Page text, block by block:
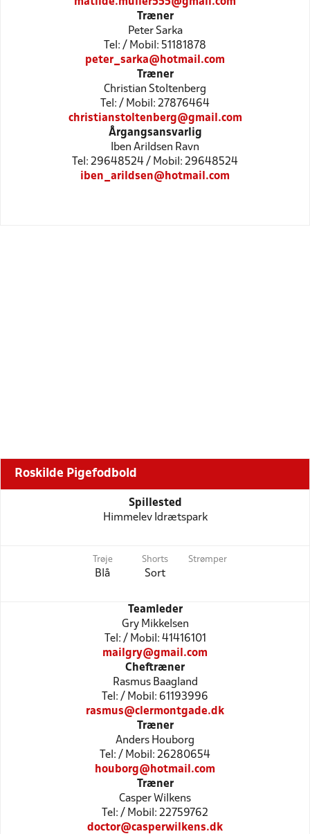
Træner
Peter Sarka
Tel: / Mobil: 51181878
peter_sarka@hotmail.com
Træner
Christian Stoltenberg
Tel: / Mobil: 27876464
christianstoltenberg@gmail.com
Årgangsansvarlig
Iben Arildsen Ravn
Tel: 29648524 / Mobil: 29648524
iben_arildsen@hotmail.com
Roskilde Pigefodbold
Spillested
Himmelev Idrætspark
Trøje
Blå
Shorts
Sort
Strømper
Teamleder
Gry Mikkelsen
Tel: / Mobil: 41416101
mailgry@gmail.com
Cheftræner
Rasmus Baagland
Tel: / Mobil: 61193996
rasmus@clermontgade.dk
Træner
Anders Houborg
Tel: / Mobil: 26280654
houborg@hotmail.com
Træner
Casper Wilkens
Tel: / Mobil: 22759762
doctor@casperwilkens.dk